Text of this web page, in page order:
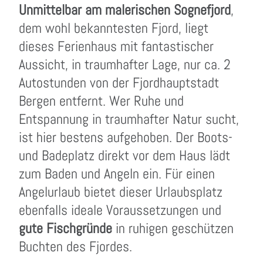
Unmittelbar am malerischen Sognefjord,
dem wohl bekanntesten Fjord, liegt
dieses Ferienhaus mit fantastischer
Aussicht, in traumhafter Lage, nur ca. 2
Autostunden von der Fjordhauptstadt
Bergen entfernt. Wer Ruhe und
Entspannung in traumhafter Natur sucht,
ist hier bestens aufgehoben. Der Boots-
und Badeplatz direkt vor dem Haus lädt
zum Baden und Angeln ein. Für einen
Angelurlaub bietet dieser Urlaubsplatz
ebenfalls ideale Voraussetzungen und
gute Fischgründe in ruhigen geschützen
Buchten des Fjordes.